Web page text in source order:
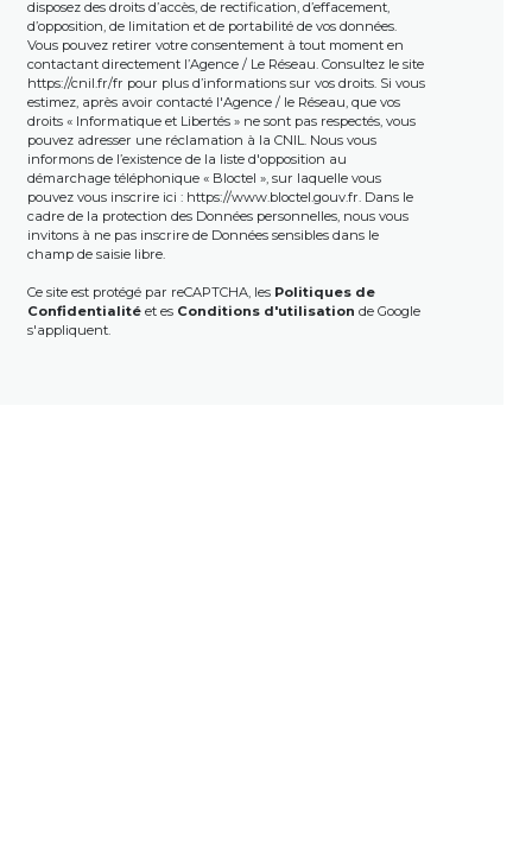
disposez des droits d’accès, de rectification, d’effacement,
d’opposition, de limitation et de portabilité de vos données.
Vous pouvez retirer votre consentement à tout moment en
contactant directement l’Agence / Le Réseau. Consultez le site
https://cnil.fr/fr pour plus d’informations sur vos droits. Si vous
estimez, après avoir contacté l'Agence / le Réseau, que vos
droits « Informatique et Libertés » ne sont pas respectés, vous
pouvez adresser une réclamation à la CNIL. Nous vous
informons de l’existence de la liste d'opposition au
démarchage téléphonique « Bloctel », sur laquelle vous
pouvez vous inscrire ici : https://www.bloctel.gouv.fr. Dans le
cadre de la protection des Données personnelles, nous vous
invitons à ne pas inscrire de Données sensibles dans le
champ de saisie libre.
Ce site est protégé par reCAPTCHA, les Politiques de
Confidentialitéet es Conditions d'utilisation de Google
s'appliquent.